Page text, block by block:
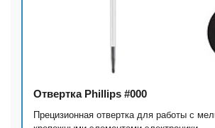
Отвертка Phillips #000
Прецизионная отвертка для работы с